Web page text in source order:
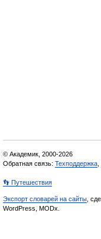
© Академик, 2000-2026
Обратная связь: Техподдержка
👣 Путешествия
Экспорт словарей на сайты ,
WordPress, MODx.